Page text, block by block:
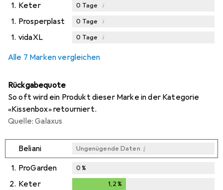
1. Keter 0 Tage i
1. Prosperplast 0 Tage i
1. vidaXL 0 Tage i
Alle 7 Marken vergleichen
Rückgabequote
So oft wird ein Produkt dieser Marke in der Kategorie
«Kissenbox» retourniert.
Quelle: Galaxus
Beliani Ungenügende Daten i
1. ProGarden 0%
2. Keter 1,2 %